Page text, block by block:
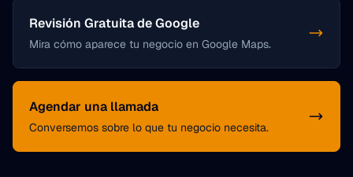
Revisión Gratuita de Google
Mira cómo aparece tu negocio en Google Maps.
Agendar una llamada
Conversemos sobre lo que tu negocio necesita.